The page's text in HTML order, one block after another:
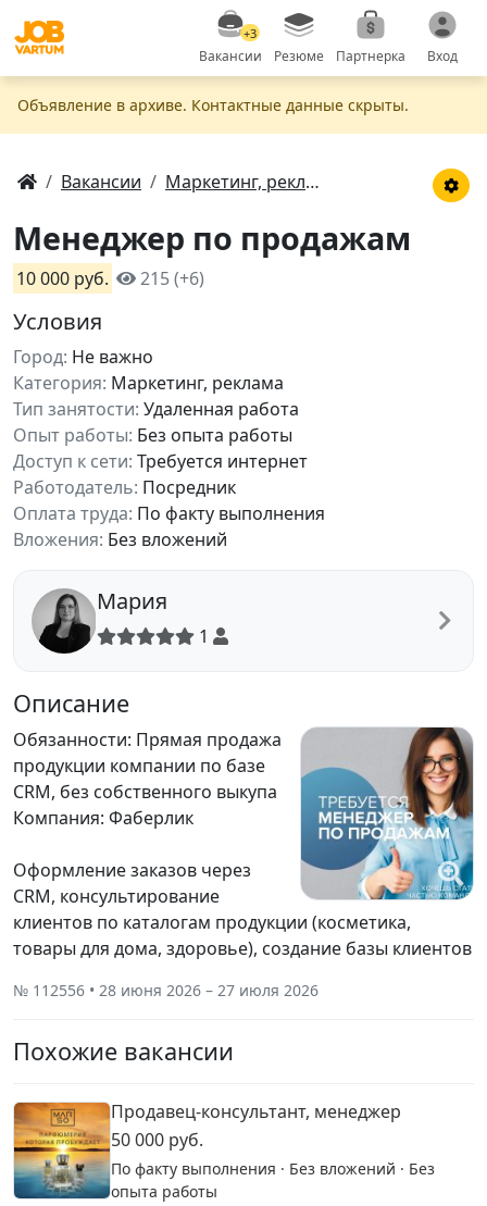
+3
Вакансии Резюме Партнерка Вход
Объявление в apxивe. Контактные данные скрыты.
Вакансии Маркетинг, реклама
Менеджер по продажам
10 000 руб. 215 (+6)
Условия
Город: Не важно
Категория: Маркетинг, реклама
Тип занятости: Удаленная работа
Опыт работы: Без опыта работы
Доступ к сети: Требуется интернет
Работодатель: Посредник
Оплата труда: По факту выполнения
Вложения: Без вложений
Мария
1
Описание
Обязанности: Прямая продажа
продукции компании по базе
CRM, без собственного выкупа
Компания: Фаберлик
Оформление заказов через
CRM, консультирование
клиентов по каталогам продукции (косметика,
товары для дома, здоровье), создание базы клиентов
№ 112556 • 28 июня 2026 – 27 июля 2026
Похожие вакансии
Продавец-консультант, менеджер
50 000 руб.
По факту выполнения · Без вложений · Без
опыта работы